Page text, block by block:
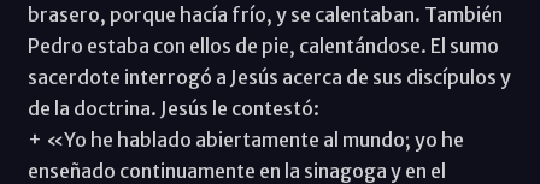
brasero, porque hacía frío, y se calentaban. También
Pedro estaba con ellos de pie, calentándose. El sumo
sacerdote interrogó a Jesús acerca de sus discípulos y
de la doctrina. Jesús le contestó:
+ «Yo he hablado abiertamente al mundo; yo he
enseñado continuamente en la sinagoga y en el